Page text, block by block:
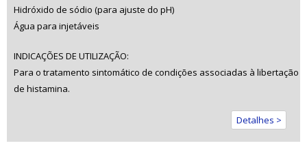
Hidróxido de sódio (para ajuste do pH)
Água para injetáveis
INDICAÇÕES DE UTILIZAÇÃO:
Para o tratamento sintomático de condições associadas à libertação
de histamina.
Detalhes >